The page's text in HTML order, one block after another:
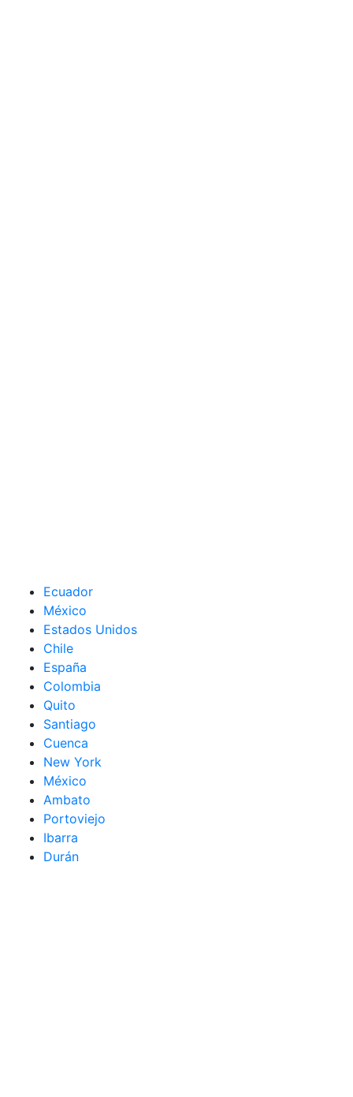
Ecuador
México
Estados Unidos
Chile
España
Colombia
Quito
Santiago
Cuenca
New York
México
Ambato
Portoviejo
Ibarra
Durán